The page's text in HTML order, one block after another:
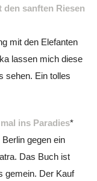
sanften Riesen
mit den Elefanten
lassen mich diese
sehen. Ein tolles
ins Paradies*
gegen ein
Das Buch ist
gemein. Der Kauf